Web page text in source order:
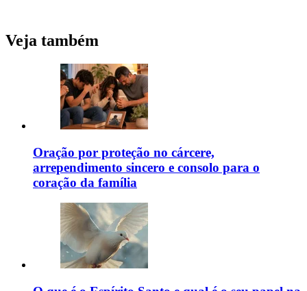
Veja também
Oração por proteção no cárcere,
arrependimento sincero e consolo para o
coração da família